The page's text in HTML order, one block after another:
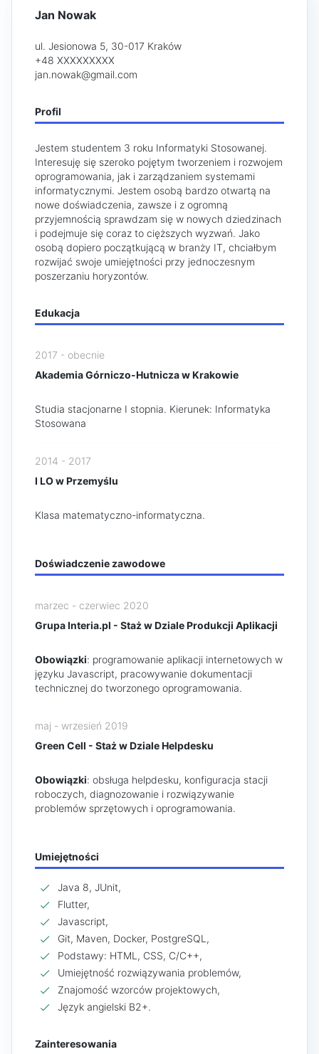
Jan Nowak
ul. Jesionowa 5, 30-017 Kraków
+48 XXXXXXXXX
jan.nowak@gmail.com
Profil
Jestem studentem 3 roku Informatyki Stosowanej.
Interesuję się szeroko pojętym tworzeniem i rozwojem
oprogramowania, jak i zarządzaniem systemami
informatycznymi. Jestem osobą bardzo otwartą na
nowe doświadczenia, zawsze i z ogromną
przyjemnością sprawdzam się w nowych dziedzinach
i podejmuje się coraz to cięższych wyzwań. Jako
osobą dopiero początkującą w branży IT, chciałbym
rozwijać swoje umiejętności przy jednoczesnym
poszerzaniu horyzontów.
Edukacja
2017 - obecnie
Akademia Górniczo-Hutnicza w Krakowie
Studia stacjonarne I stopnia. Kierunek: Informatyka
Stosowana
2014 - 2017
I LO w Przemyślu
Klasa matematyczno-informatyczna.
Doświadczenie zawodowe
marzec - czerwiec 2020
Grupa Interia.pl - Staż w Dziale Produkcji Aplikacji
Obowiązki: programowanie aplikacji internetowych w
języku Javascript, pracowywanie dokumentacji
technicznej do tworzonego oprogramowania.
maj - wrzesień 2019
Green Cell - Staż w Dziale Helpdesku
Obowiązki: obsługa helpdesku, konfiguracja stacji
roboczych, diagnozowanie i rozwiązywanie
problemów sprzętowych i oprogramowania.
Umiejętności
Java 8, JUnit,
Flutter,
Javascript,
Git, Maven, Docker, PostgreSQL,
Podstawy: HTML, CSS, C/C++,
Umiejętność rozwiązywania problemów,
Znajomość wzorców projektowych,
Język angielski B2+.
Zainteresowania